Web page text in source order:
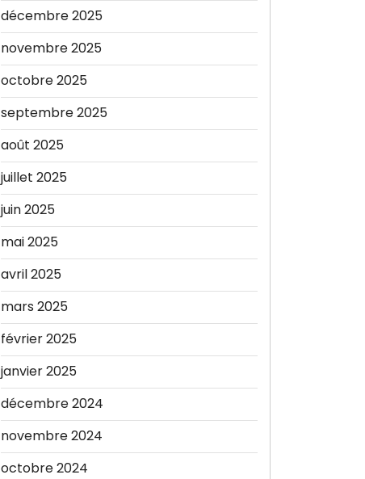
décembre 2025
novembre 2025
octobre 2025
septembre 2025
août 2025
juillet 2025
juin 2025
mai 2025
avril 2025
mars 2025
février 2025
janvier 2025
décembre 2024
novembre 2024
octobre 2024